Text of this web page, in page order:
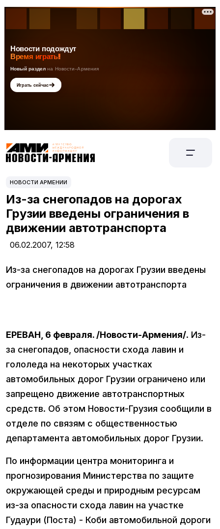
НОВОСТИ АРМЕНИИ
Из-за снегопадов на дорогах
Грузии введены ограничения в
движении автотранспорта
06.02.2007, 12:58
Из-за снегопадов на дорогах Грузии введены
ограничения в движении автотранспорта
ЕРЕВАН, 6 февраля. /Новости-Армения/. Из-
за снегопадов, опасности схода лавин и
гололеда на некоторых участках
автомобильных дорог Грузии ограничено или
запрещено движение автотранспортных
средств. Об этом Новости-Грузия сообщили в
отделе по связям с общественностью
департамента автомобильных дорог Грузии.
По информации центра мониторинга и
прогнозирования Министерства по защите
окружающей среды и природным ресурсам
из-за опасности схода лавин на участке
Гудаури (Поста) - Коби автомобильной дороги